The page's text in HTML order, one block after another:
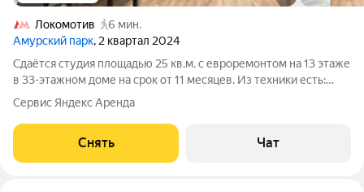
Локомотив
6 мин.
Амурский парк, 2 квартал 2024
Сдаётся студия площадью 25 кв.м. с евроремонтом на 13 этаже
в 33-этажном доме на срок от 11 месяцев. Из техники есть:
Телевизор Духовой шкаф Стиральная машина Холодильник
Посудомоечная машина Кондиционер Микроволновка Дом -
монолитный, окна
Сервис Яндекс Аренда
Снять Чат